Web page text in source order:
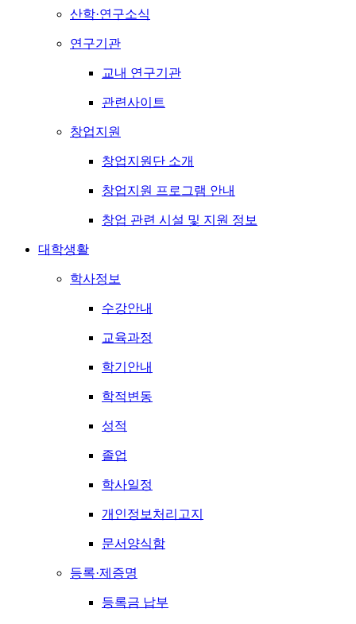
산학·연구소식
연구기관
교내 연구기관
관련사이트
창업지원
창업지원단 소개
창업지원 프로그램 안내
창업 관련 시설 및 지원 정보
대학생활
학사정보
수강안내
교육과정
학기안내
학적변동
성적
졸업
학사일정
개인정보처리고지
문서양식함
등록·제증명
등록금 납부